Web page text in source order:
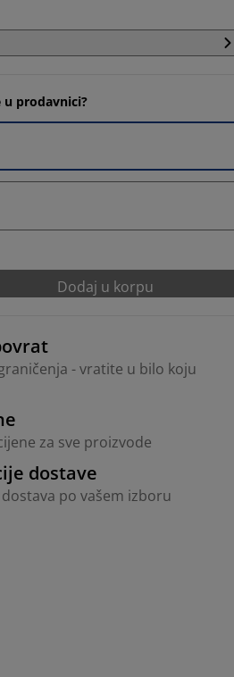
u prodavnici?
Dodaj u korpu
- vratite u bilo koju
za sve proizvode
dostave
po vašem izboru